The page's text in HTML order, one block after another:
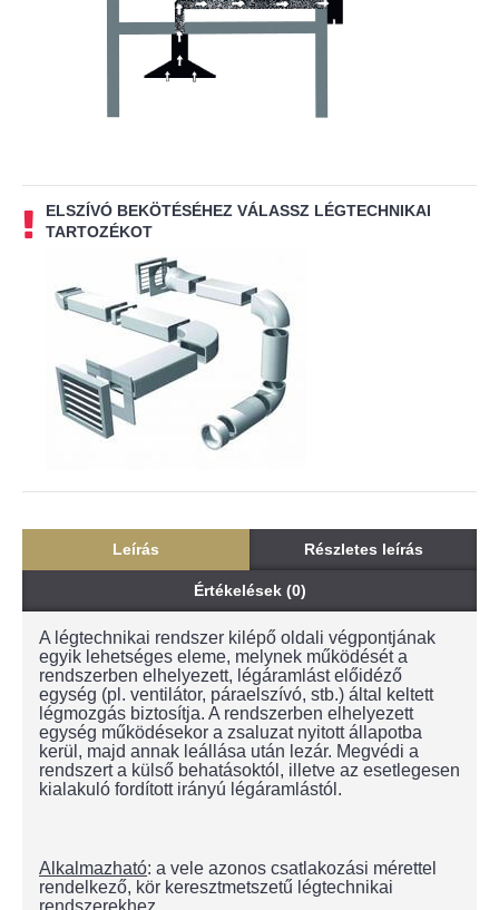
ELSZÍVÓ BEKÖTÉSÉHEZ VÁLASSZ LÉGTECHNIKAI
TARTOZÉKOT
Leírás Részletes leírás
Értékelések (0)
A légtechnikai rendszer kilépő oldali végpontjának
egyik lehetséges eleme, melynek működését a
rendszerben elhelyezett, légáramlást előidéző
egység (pl. ventilátor, páraelszívó, stb.) által keltett
légmozgás biztosítja. A rendszerben elhelyezett
egység működésekor a zsaluzat nyitott állapotba
kerül, majd annak leállása után lezár. Megvédi a
rendszert a külső behatásoktól, illetve az esetlegesen
kialakuló fordított irányú légáramlástól.
Alkalmazható: a vele azonos csatlakozási mérettel
rendelkező, kör keresztmetszetű légtechnikai
rendszerekhez.